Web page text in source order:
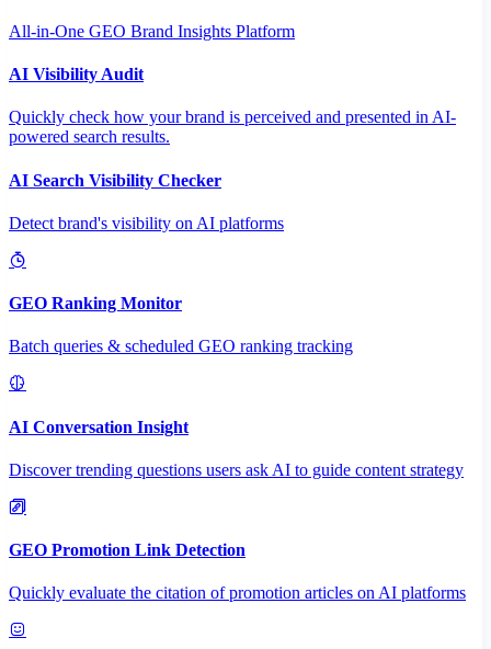
All-in-One GEO Brand Insights Platform
AI Visibility Audit
Quickly check how your brand is perceived and presented in AI-
powered search results.
AI Search Visibility Checker
Detect brand's visibility on AI platforms
GEO Ranking Monitor
Batch queries & scheduled GEO ranking tracking
AI Conversation Insight
Discover trending questions users ask AI to guide content strategy
GEO Promotion Link Detection
Quickly evaluate the citation of promotion articles on AI platforms